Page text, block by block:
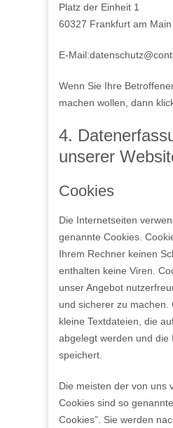
Platz der Einheit 1
60327 Frankfurt am Main
E-
Wenn Sie Ihre
machen wollen, dann
4.
unserer
Cookies
Die Internetseiten
genannte Cookies.
Ihrem Rechner keinen
enthalten keine Viren.
unser Angebot
und sicherer zu machen.
kleine Textdateien, die
abgelegt werden und die
speichert.
Die meisten der von uns
Cookies sind so
Cookies”. Sie werden